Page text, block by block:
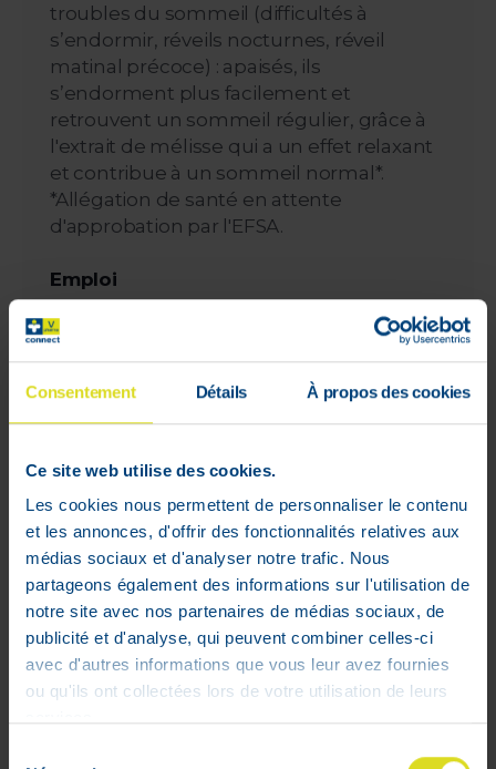
Consentement Détails À propos des cookies
Ce site web utilise des cookies.
Les cookies nous permettent de personnaliser le contenu
et les annonces, d'offrir des fonctionnalités relatives aux
médias sociaux et d'analyser notre trafic. Nous
partageons également des informations sur l'utilisation de
notre site avec nos partenaires de médias sociaux, de
publicité et d'analyse, qui peuvent combiner celles-ci
avec d'autres informations que vous leur avez fournies
ou qu'ils ont collectées lors de votre utilisation de leurs
troubles du sommeil (difficultés à
s’endormir, réveils nocturnes, réveil
matinal précoce) : apaisés, ils
s’endorment plus facilement et
retrouvent un sommeil régulier, grâce à
l'extrait de mélisse qui a un effet relaxant
et contribue à un sommeil normal*.
*Allégation de santé en attente
d'approbation par l'EFSA.
Emploi
Dose journalière recommandée:
À boire pur ou dilué dans un peu d’eau, le
soir avant le coucher.
Peut-être utilisé sur une durée de 2
Un goût très apprécié de tous.
Prêt à l'emploi et facile à utiliser.
Ingrédients
Pour une dosette de 10 ml :
Eau, extrait de plantes* (glycérine
végétale, feuilles de mélisse officinale* –
[Melissa officinalis], feuilles de verveine